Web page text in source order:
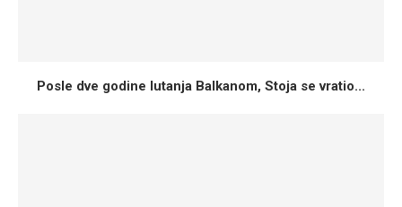
Posle dve godine lutanja Balkanom, Stoja se vratio...